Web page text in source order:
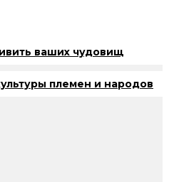
ваших чудовищ
племен и народов